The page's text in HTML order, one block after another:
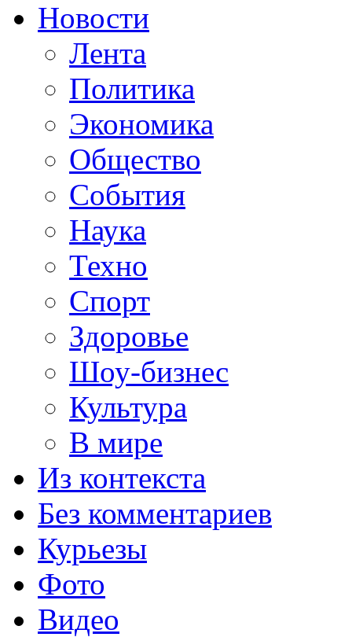
Новости
Лента
Политика
Экономика
Общество
События
Наука
Техно
Спорт
Здоровье
Шоу-бизнес
Культура
В мире
Из контекста
Без комментариев
Курьезы
Фото
Видео